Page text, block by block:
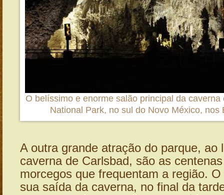
O belíssimo e enorme salão principal da
National Park, no sul do Novo México, nos
A outra grande atração do parque, ao
caverna de Carlsbad, são as
morcegos que frequentam a região.
sua saída da caverna, no final da